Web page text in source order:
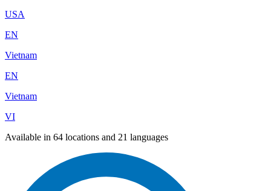
USA
EN
Vietnam
EN
Vietnam
VI
Available in 64 locations and 21 languages